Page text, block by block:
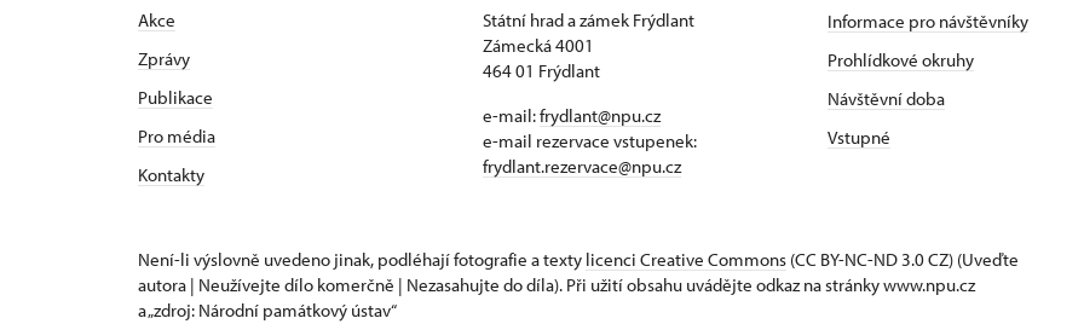
Akce
Zprávy
Publikace
Pro média
Kontakty
Státní hrad a zámek Frýdlant
Zámecká 4001
464 01 Frýdlant
e-mail:frydlant@npu.cz
e-mail rezervace vstupenek:
frydlant.rezervace@npu.cz
Informace pro návštěvníky
Prohlídkové okruhy
Návštěvní doba
Vstupné
Není-li výslovně uvedeno jinak, podléhají fotografie a texty licenci Creative Commons (CC BY-NC-ND 3.0 CZ) (Uveďte
autora | Neužívejte dílo komerčně | Nezasahujte do díla). Při užití obsahu uvádějte odkaz na stránky www.npu.cz
a „zdroj: Národní památkový ústav“